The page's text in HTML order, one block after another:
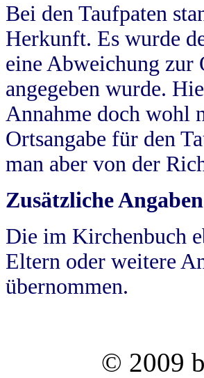
Bei den Taufpaten
Herkunft. Es wurde
eine Abweichung zur
angegeben wurde.
Annahme doch wohl
Ortsangabe für den
man aber von der
Zusätzliche
Die im Kirchenbuch
Eltern oder weitere
übernommen.
© 2009